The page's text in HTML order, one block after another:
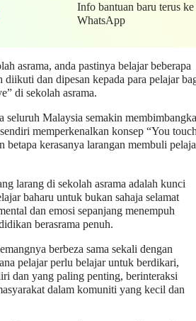
Info bantuan baru terus ke
WhatsApp
asrama, anda pastinya belajar beberapa
diikuti dan dipesan kepada para pelajar
di sekolah asrama.
seluruh Malaysia semakin
memperkenalkan konsep “You
betapa kerasanya larangan membuli
larang di sekolah asrama adalah kunci
baharu untuk bukan sahaja selamat
dan emosi sepanjang menempuh
berasrama penuh.
berbeza sama sekali dengan
pelajar perlu belajar untuk berdikari,
dan yang paling penting, berinteraksi
dalam komuniti yang kecil dan